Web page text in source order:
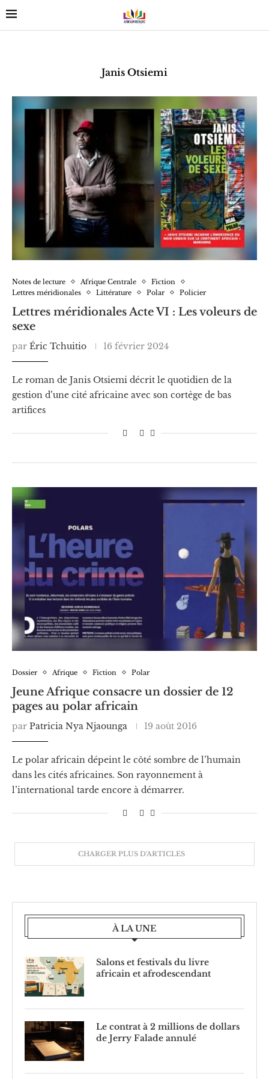
Janis Otsiemi
Notes de lecture Afrique Centrale
Fiction
Lettres méridionales
Littérature Polar Policier
Lettres méridionales Acte VI : Les voleurs de
sexe
par Éric Tchuitio 16 février 2024
Le roman de Janis Otsiemi décrit le quotidien de la
gestion d’une cité africaine avec son cortège de bas
artifices
Dossier Afrique Fiction Polar
Jeune Afrique consacre un dossier de 12
pages au polar africain
par Patricia Nya Njaounga 19 août 2016
Le polar africain dépeint le côté sombre de l’humain
dans les cités africaines. Son rayonnement à
l’international tarde encore à démarrer.
CHARGER PLUS D'ARTICLES
À LA UNE
Salons et festivals du livre
africain et afrodescendant
Le contrat à 2 millions de dollars
de Jerry Falade annulé